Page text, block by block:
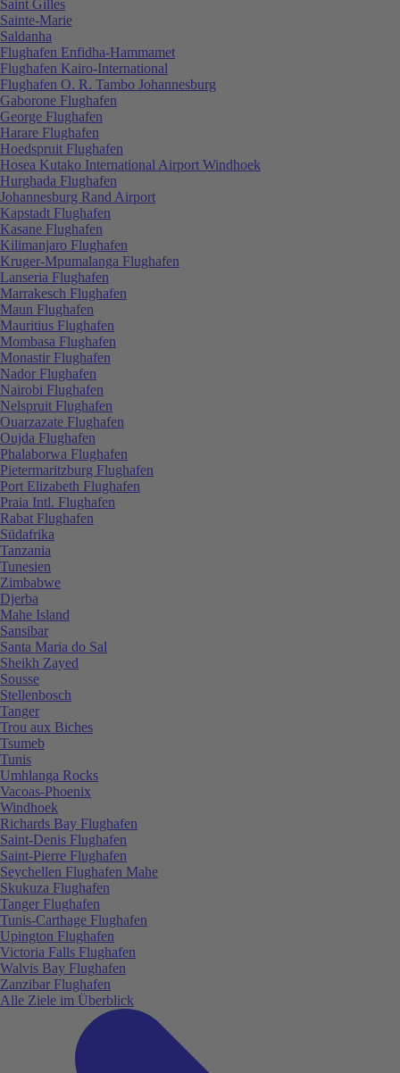
Saint Gilles
Sainte-Marie
Saldanha
Flughafen Enfidha-Hammamet
Flughafen Kairo-International
Flughafen O. R. Tambo Johannesburg
Gaborone Flughafen
George Flughafen
Harare Flughafen
Hoedspruit Flughafen
Hosea Kutako International Airport Windhoek
Hurghada Flughafen
Johannesburg Rand Airport
Kapstadt Flughafen
Kasane Flughafen
Kilimanjaro Flughafen
Kruger-Mpumalanga Flughafen
Lanseria Flughafen
Marrakesch Flughafen
Maun Flughafen
Mauritius Flughafen
Mombasa Flughafen
Monastir Flughafen
Nador Flughafen
Nairobi Flughafen
Nelspruit Flughafen
Ouarzazate Flughafen
Oujda Flughafen
Phalaborwa Flughafen
Pietermaritzburg Flughafen
Port Elizabeth Flughafen
Praia Intl. Flughafen
Rabat Flughafen
Südafrika
Tanzania
Tunesien
Zimbabwe
Djerba
Mahe Island
Sansibar
Santa Maria do Sal
Sheikh Zayed
Sousse
Stellenbosch
Tanger
Trou aux Biches
Tsumeb
Tunis
Umhlanga Rocks
Vacoas-Phoenix
Windhoek
Richards Bay Flughafen
Saint-Denis Flughafen
Saint-Pierre Flughafen
Seychellen Flughafen Mahe
Skukuza Flughafen
Tanger Flughafen
Tunis-Carthage Flughafen
Upington Flughafen
Victoria Falls Flughafen
Walvis Bay Flughafen
Zanzibar Flughafen
Alle Ziele im Überblick